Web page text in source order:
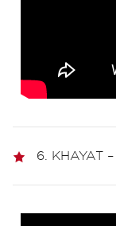
6. KHAYAT